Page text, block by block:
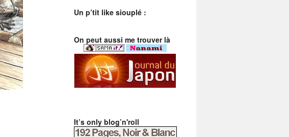
Un p’tit like siouplé :
On peut aussi me trouver là
It’s only blog’n'roll